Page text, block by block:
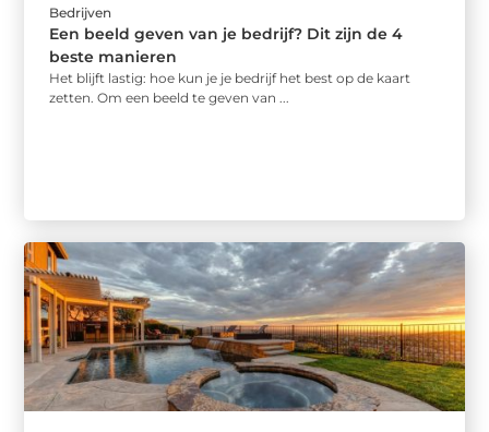
Bedrijven
Een beeld geven van je bedrijf? Dit zijn de 4
beste manieren
Het blijft lastig: hoe kun je je bedrijf het best op de kaart
zetten. Om een beeld te geven van ...